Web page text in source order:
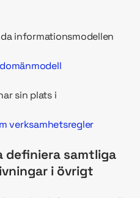
informationsmodellen
sin plats i
verksamhetsregler
definiera samtliga
i övrigt